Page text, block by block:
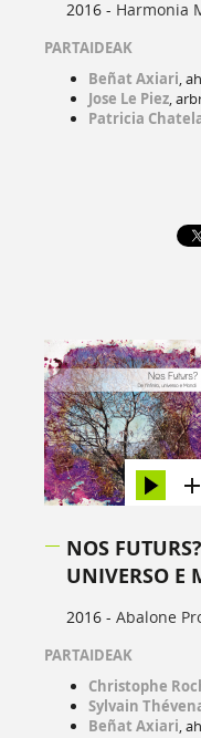
2016 - Harmonia
PARTAIDEAK
Beñat Axiari,
Jose Le Piez,
Patricia
NOS
UNIVERSO E
2016 - Abalone
PARTAIDEAK
Christophe
Sylvain
Beñat Axiari,